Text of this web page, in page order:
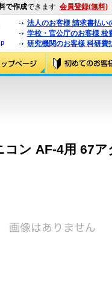
で作成できます 会員登録(無料)
法人のお客様 請求書払い
学校・官公庁のお客様 校
研究機関のお客様 科研費
コン AF-4用 67